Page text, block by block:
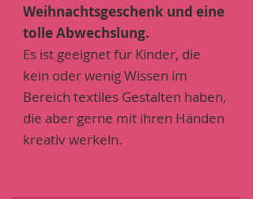
Weihnachtsgeschenk und eine
tolle Abwechslung.
Es ist geeignet für Kinder, die
kein oder wenig Wissen im
Bereich textiles Gestalten haben,
die aber gerne mit ihren Händen
kreativ werkeln.